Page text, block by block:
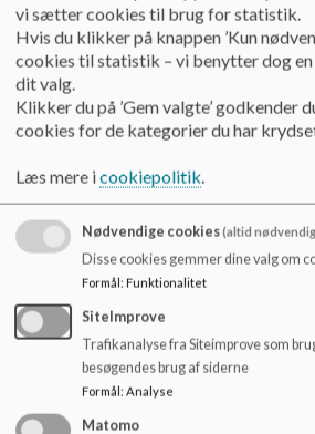
Telefonnummer:
2137 5557
Princip for Hadsten Skoles SFO
SFO er et fritidstilbud til eleverne på 0. –
Førskolegruppen – kommende elever
SFO på Hadsten Skole er baseret på, at
Forpligtende fællesskaber
vi sætter cookies til brug for statistik.
Hvis du klikker på knappen ’Kun
cookies til statistik – vi benytter dog
dit valg.
Klikker du på ’Gem valgte’ godkender
cookies for de kategorier du har
Læs mere icookiepolitik.
Nødvendige cookies(altid
Disse cookies gemmer dine valg om
Formål: Funktionalitet
SiteImprove
Trafikanalyse fra Siteimprove som
besøgendes brug af siderne
Formål: Analyse
Matomo